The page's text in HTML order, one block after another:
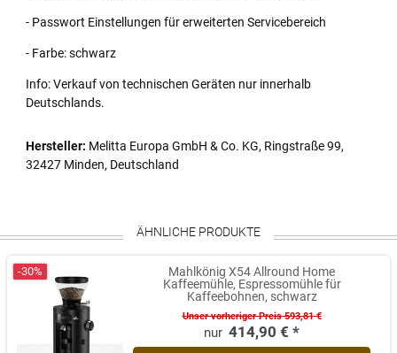
- Passwort Einstellungen für erweiterten Servicebereich
- Farbe: schwarz
Info: Verkauf von technischen Geräten nur innerhalb
Deutschlands.
Hersteller: Melitta Europa GmbH & Co. KG, Ringstraße 99,
32427 Minden, Deutschland
ÄHNLICHE PRODUKTE
-30%
Mahlkönig X54 Allround Home
Kaffeemühle, Espressomühle für
Kaffeebohnen, schwarz
Unser vorheriger Preis 593,81 €
414,90 € *